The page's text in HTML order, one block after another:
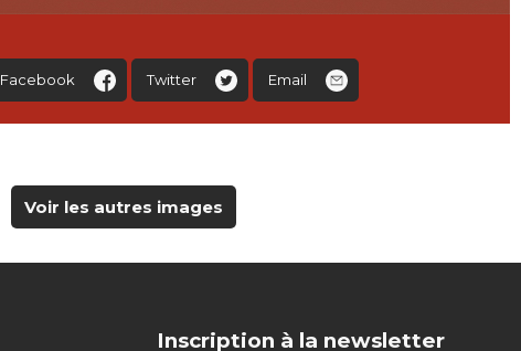
Facebook Twitter Email
Voir les autres images
Inscription à la newsletter